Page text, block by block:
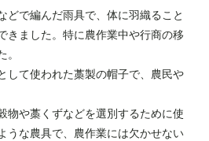
どで編んだ雨具で、体に羽織ること
きました。特に農作業中や行商の移
。
して使われた藁製の帽子で、農民や
物や藁くずなどを選別するために使
うな農具で、農作業には欠かせない